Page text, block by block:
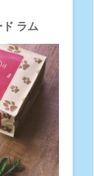
ラム